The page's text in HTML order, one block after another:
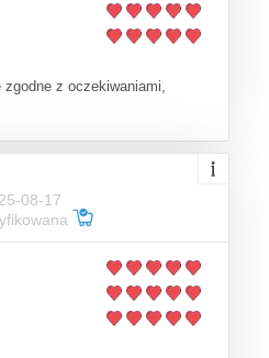
z oczekiwaniami,
08-17